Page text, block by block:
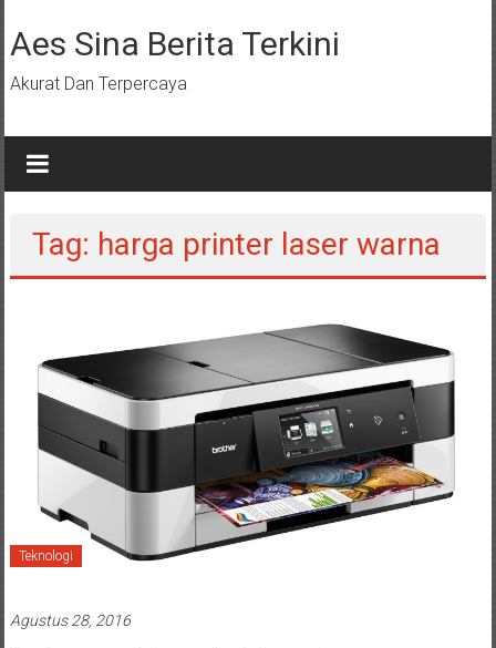
ke
konten
Aes Sina Berita Terkini
Akurat Dan Terpercaya
Tag: harga printer laser warna
Teknologi
Agustus 28, 2016